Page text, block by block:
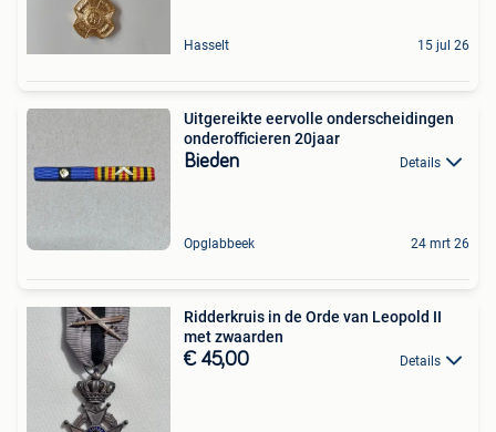
Hasselt 15 jul 26
Uitgereikte eervolle onderscheidingen
onderofficieren 20jaar
Bieden Details
Opglabbeek 24 mrt 26
Ridderkruis in de Orde van Leopold II
met zwaarden
€ 45,00 Details